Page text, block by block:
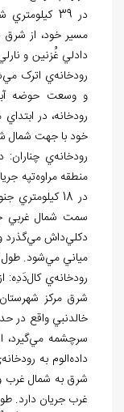
در 39 کيلومتري شمال شرقي مراوه
مسير خود، از شرق
دادلي غُزنين و
رودخانهي اترک مي
و وسعت حوضه آبريز آن به 660
رودخانه، در
خود با جهت شمال
رودخانهي چناران:
منطقه مراوهتپه
در 18 کيلومتري جنوب مراوه
سمت شمال غربي
دکليداش ميگذرد
مياني ميشود. طول آن
رودخانهي کالدَدِه:
شرق مرکز
سرچشمه مي
دادهالوم به رودخانه
شرق به شمال غرب
غرب جريان دارد. طول آن 45